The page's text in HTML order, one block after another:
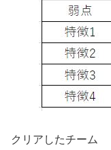
クリアしたチーム